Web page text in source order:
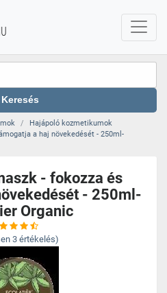
Keresés
Hajápoló kozmetikumok
a haj növekedését - 250ml-
- fokozza és
- 250ml-
Organic
3 értékelés)